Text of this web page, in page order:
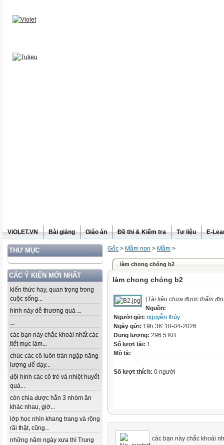
ViOLET.VN Bài giảng Giáo án Đề thi & Kiểm tra Tư liệu E-
THƯ MỤC
CÁC Ý KIẾN MỚI NHẤT
kiến thức hay, quan trọng trong
cuộc sống...
hình này dễ thương quá ...
...
các bạn này chắc khoái nhất các
tiết mục làm...
chúc các cô luôn tràn ngập năng
lượng để dạy...
đội hình các cô trẻ và nhiệt huyết
quá...
còn chia được hẳn 3 nhóm ăn
khác nhau, giờ...
lớp học nhìn khang trang và rộng
rãi thật, cũng...
những năm ngày xưa thì Trung
Gốc > Mầm non > Mầm >
làm chong chóng b2
làm chong chóng b2
(Tài liệu chưa được thẩm
Nguồn:
Người gửi: nguyễn thúy
Ngày gửi: 19h:36' 18-04-2026
Dung lượng: 296.5 KB
Số lượt tải: 1
Mô tả:
Số lượt thích: 0 người
các bạn này chắc khoái